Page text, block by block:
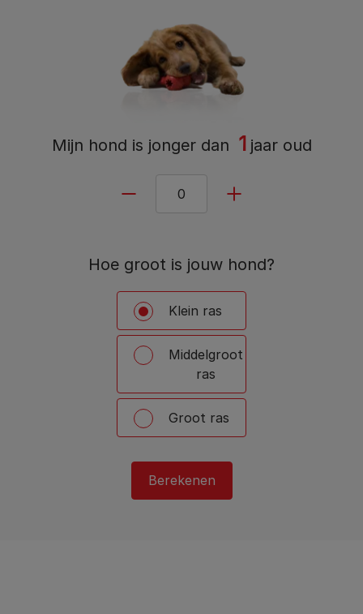
Mijn hond is jonger dan 1 jaar oud
Hoe groot is jouw hond?
Klein ras
Middelgroot
ras
Groot ras
Berekenen